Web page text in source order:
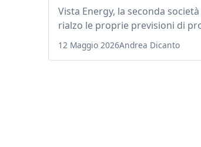
Vista Energy, la seconda
rialzo le proprie previsioni di
12 Maggio 2026Andrea Dicanto